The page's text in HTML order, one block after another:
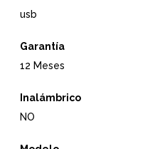
usb
Garantía
12 Meses
Inalámbrico
NO